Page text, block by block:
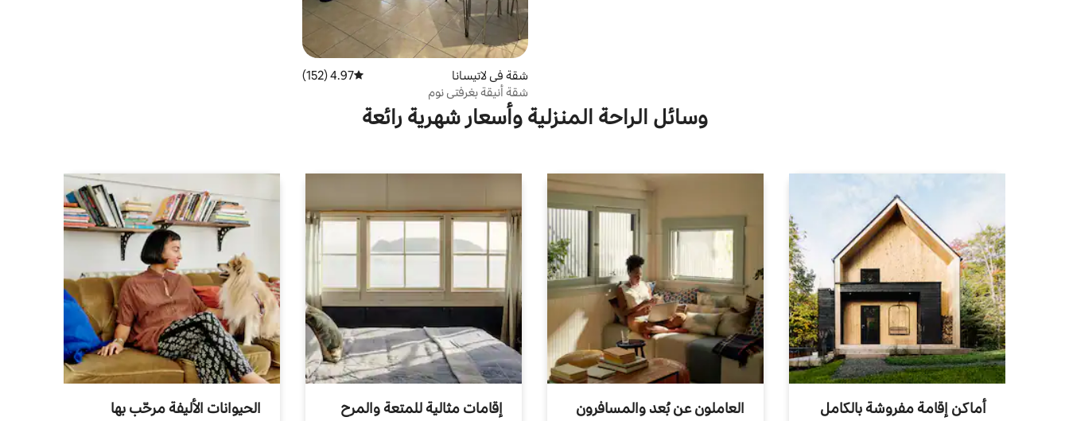
شقة في لاتيسانا متوسط التقييم 4.97 من 5، 152 مراجعات
4.97 (152)
شقة أنيقة بغرفتي نوم
وسائل الراحة المنزلية وأسعار شهرية رائعة
أماكن إقامة مفروشة بالكامل
العاملون عن بُعد والمسافرون
إقامات مثالية للمتعة والمرح الحيوانات الأليفة مرحّب بها